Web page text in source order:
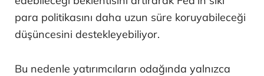
para politikasını daha uzun süre koruyabileceği
düşüncesini destekleyebiliyor.
Bu nedenle yatırımcıların odağında yalnızca